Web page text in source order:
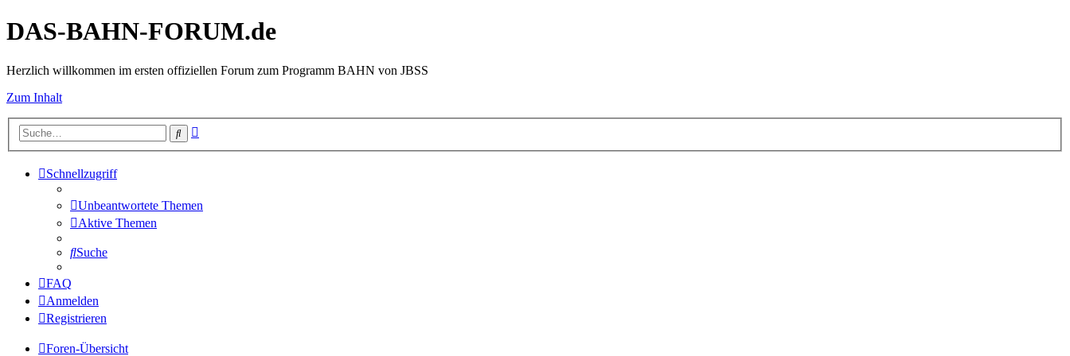
DAS-BAHN-FORUM.de
Herzlich willkommen im ersten offiziellen Forum zum Programm BAHN von JBSS
Zum Inhalt
Suche
Schnellzugriff
Unbeantwortete Themen
Aktive Themen
Suche
FAQ
Anmelden
Registrieren
Foren-Übersicht